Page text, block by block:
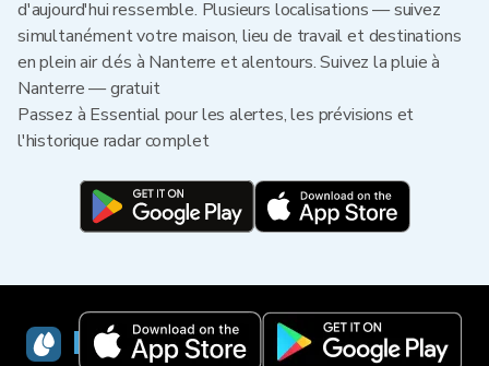
d'aujourd'hui ressemble. Plusieurs localisations — suivez
simultanément votre maison, lieu de travail et destinations
en plein air clés à Nanterre et alentours. Suivez la pluie à
Nanterre — gratuit
Passez à Essential pour les alertes, les prévisions et
l'historique radar complet
RainViewer